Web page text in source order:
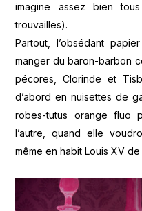
imagine assez bien
trouvailles).
Partout, l’obsédant
manger du baron-barbon
pécores, Clorinde et
d’abord en nuisettes de
robes-tutus orange fluo
l’autre, quand elle
même en habit Louis XV